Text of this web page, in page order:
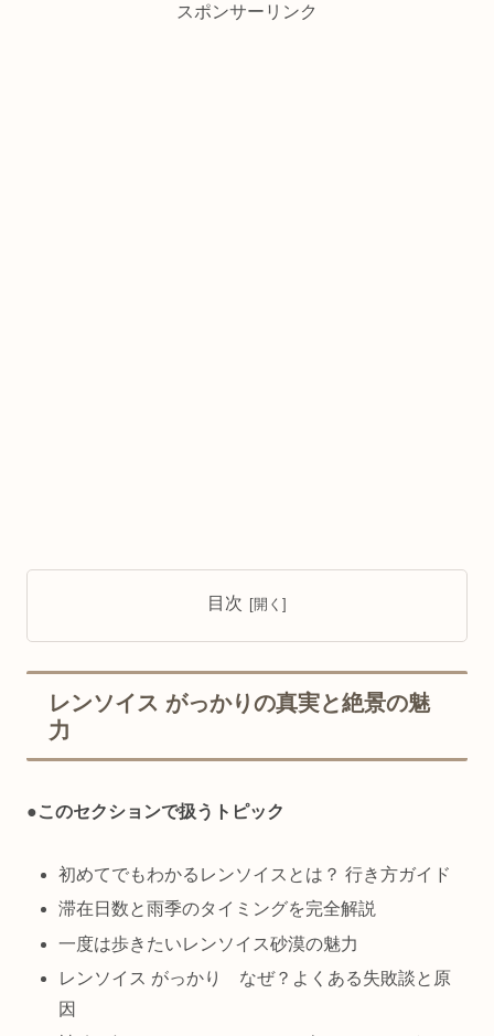
スポンサーリンク
目次
レンソイス がっかりの真実と絶景の魅
力
●このセクションで扱うトピック
初めてでもわかるレンソイスとは？ 行き方ガイド
滞在日数と雨季のタイミングを完全解説
一度は歩きたいレンソイス砂漠の魅力
レンソイス がっかり なぜ？よくある失敗談と原
因